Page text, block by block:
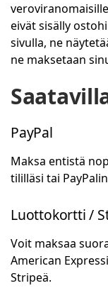
eivät sisälly
sivulla, ne
ne maksetaan
PayPal
Maksa entistä
tililläsi tai
Luottokortti /
Voit maksaa
American
Stripeä.